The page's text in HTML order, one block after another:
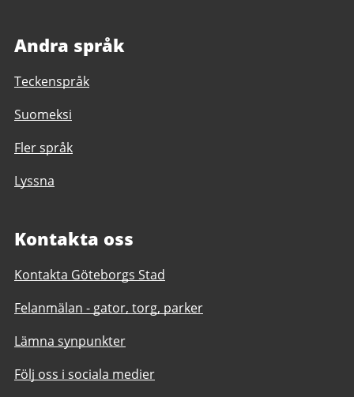
Andra språk
Teckenspråk
Suomeksi
Fler språk
Lyssna
Kontakta oss
Kontakta Göteborgs Stad
Felanmälan - gator, torg, parker
Lämna synpunkter
Följ oss i sociala medier